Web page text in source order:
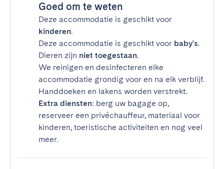
Goed om te weten
Deze accommodatie is geschikt voor
kinderen.
Deze accommodatie is geschikt voor baby's.
Dieren zijn niet toegestaan.
We reinigen en desinfecteren elke
accommodatie grondig voor en na elk verblijf.
Handdoeken en lakens worden verstrekt.
Extra diensten: berg uw bagage op,
reserveer een privéchauffeur, materiaal voor
kinderen, toeristische activiteiten en nog veel
meer.